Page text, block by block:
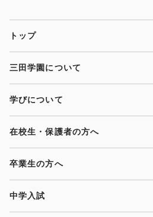
トップ
三田学園について
学びについて
在校生・保護者の方へ
卒業生の方へ
中学入試